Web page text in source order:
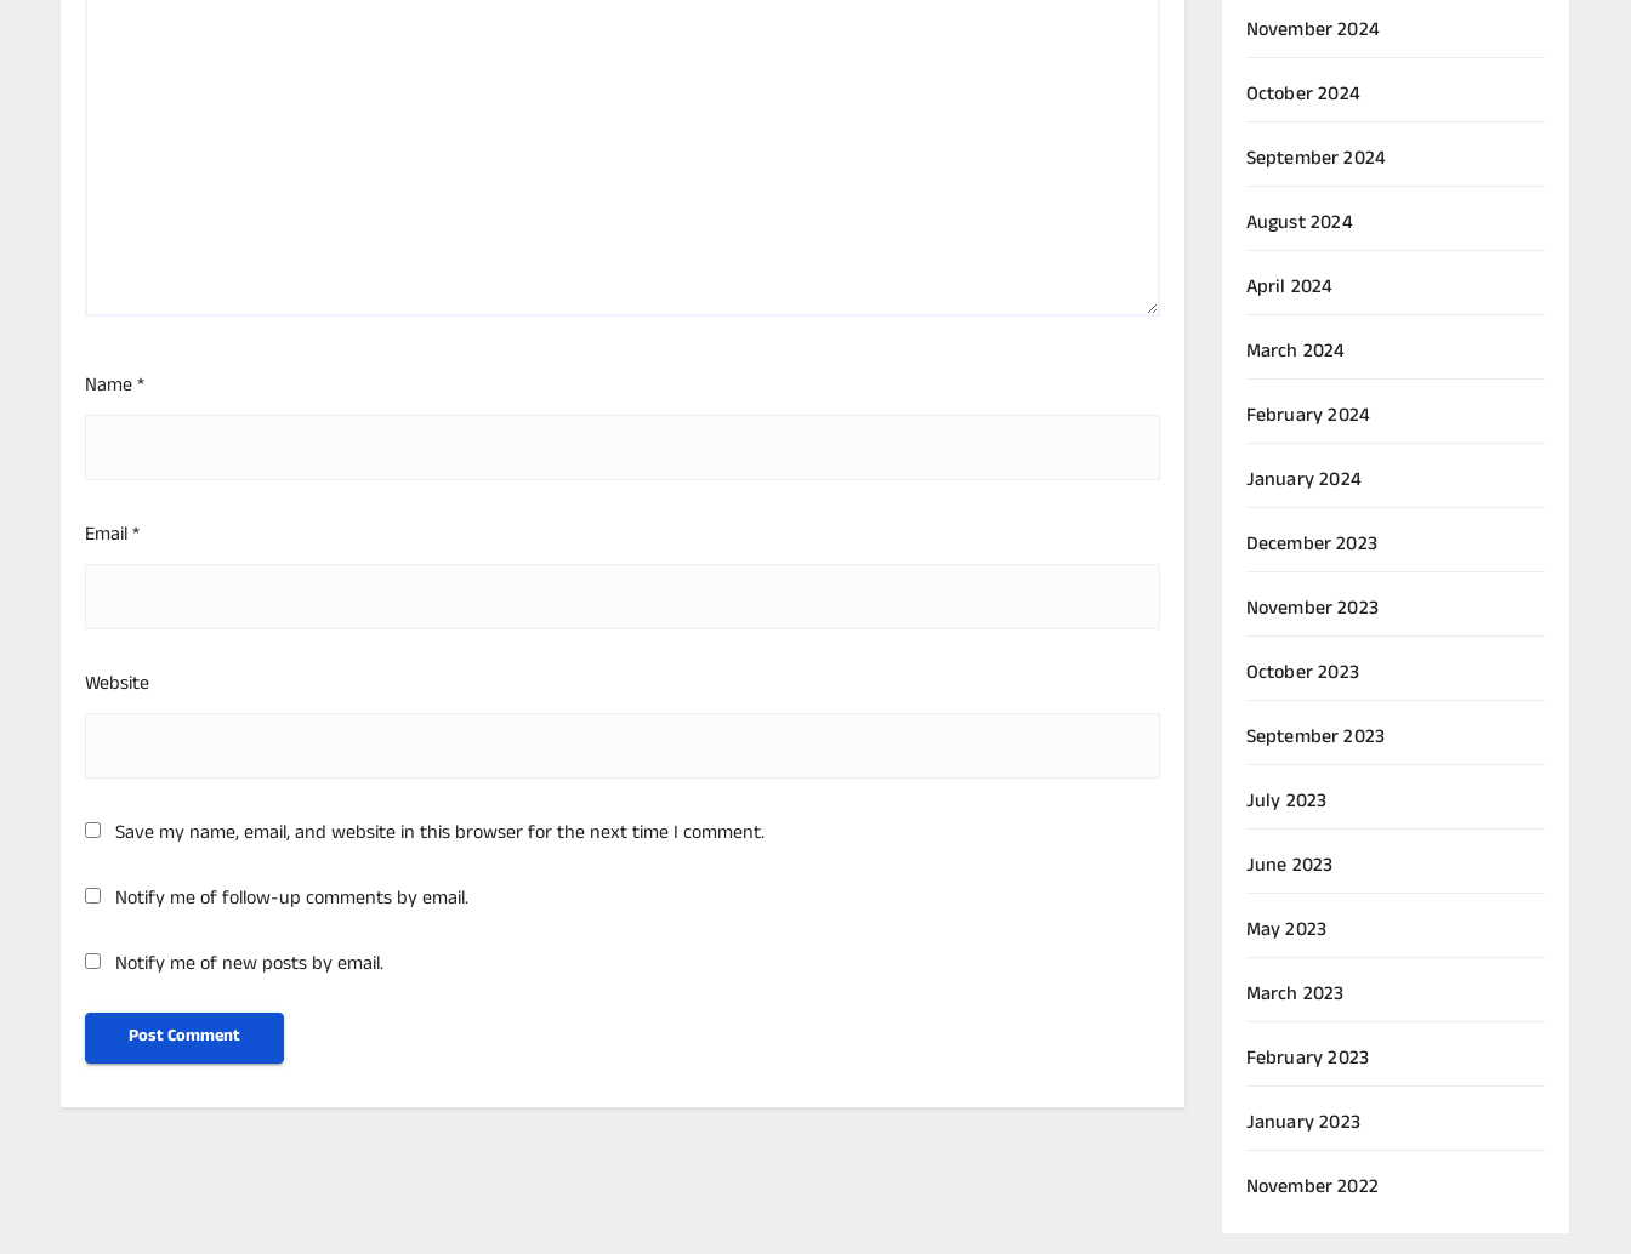
Name*
Email*
Website
Save my name, email, and website in this browser for the next time I comment.
Notify me of follow-up comments by email.
Notify me of new posts by email.
November 2024
October 2024
September 2024
August 2024
April 2024
March 2024
February 2024
January 2024
December 2023
November 2023
October 2023
September 2023
July 2023
June 2023
May 2023
March 2023
February 2023
January 2023
November 2022